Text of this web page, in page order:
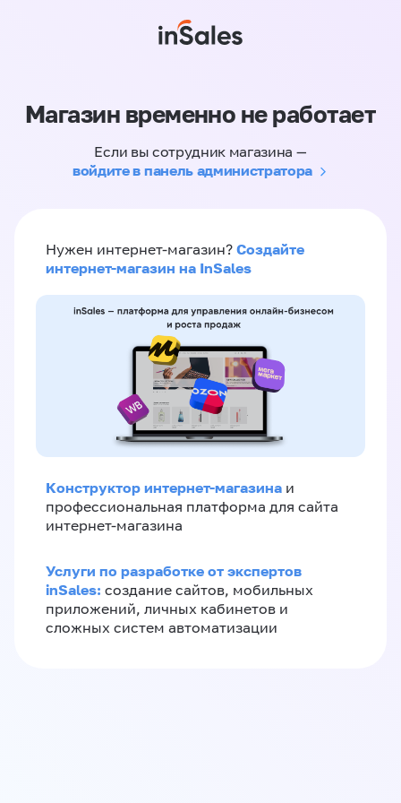
Магазин временно не работает
Если вы сотрудник магазина —
войдите в панель администратора
Нужен интернет-магазин? Создайте
интернет-магазин на InSales
Конструктор интернет-магазина и
профессиональная платформа для сайта
интернет-магазина
Услуги по разработке от экспертов
inSales: создание сайтов, мобильных
приложений, личных кабинетов и
сложных систем автоматизации